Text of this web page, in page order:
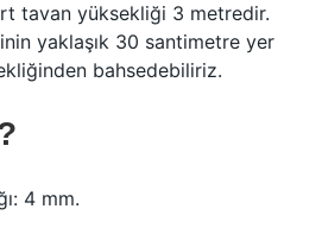
tavan yüksekliği 3 metredir.
yaklaşık 30 santimetre yer
bahsedebiliriz.
4 mm.